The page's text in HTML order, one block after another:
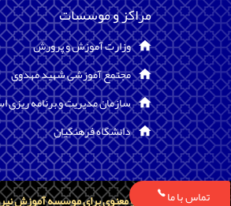
مراکز و موسسات
وزارت آموزش و پرورش
مجتمع آموزشی شهید مهدوی
سازمان مدیریت و برنامه ریزی
دانشگاه فرهنگیان
تمامی حقوق مادی و معنوی برای موسسه آموزش
تماس با ما